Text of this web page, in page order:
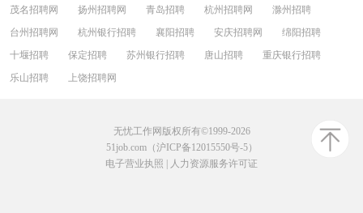
茂名招聘网
扬州招聘网 青岛招聘 杭州招聘网
滁州招聘
台州招聘网
杭州银行招聘 襄阳招聘 安庆招聘网
绵阳招聘
十堰招聘
保定招聘 苏州银行招聘 唐山招聘
重庆银行招聘
乐山招聘
上饶招聘网
无忧工作网版权所有©1999-2026
51job.com（沪ICP备12015550号-5）
电子营业执照
人力资源服务许可证